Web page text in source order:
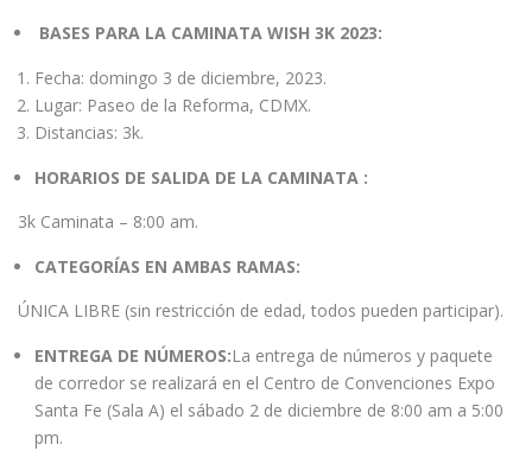
BASES PARA LA CAMINATA WISH 3K 2023:
Fecha: domingo 3 de diciembre, 2023.
Lugar: Paseo de la Reforma, CDMX.
Distancias: 3k.
HORARIOS DE SALIDA DE LA CAMINATA :
3k Caminata – 8:00 am.
CATEGORÍAS EN AMBAS RAMAS:
ÚNICA LIBRE (sin restricción de edad, todos pueden participar).
ENTREGA DE NÚMEROS:La entrega de números y paquete
de corredor se realizará en el Centro de Convenciones Expo
Santa Fe (Sala A) el sábado 2 de diciembre de 8:00 am a 5:00
pm.